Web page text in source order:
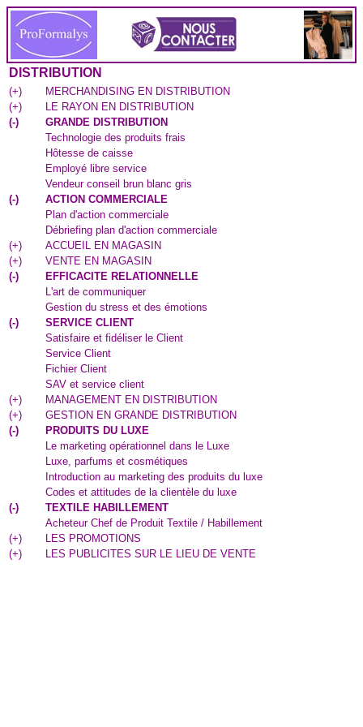
DISTRIBUTION
(+)
MERCHANDISING EN DISTRIBUTION
(+)
LE RAYON EN DISTRIBUTION
(-)
GRANDE DISTRIBUTION
Technologie des produits frais
Hôtesse de caisse
Employé libre service
Vendeur conseil brun blanc gris
(-)
ACTION COMMERCIALE
Plan d'action commerciale
Débriefing plan d'action commerciale
(+)
ACCUEIL EN MAGASIN
(+)
VENTE EN MAGASIN
(-)
EFFICACITE RELATIONNELLE
L'art de communiquer
Gestion du stress et des émotions
(-)
SERVICE CLIENT
Satisfaire et fidéliser le Client
Service Client
Fichier Client
SAV et service client
(+)
MANAGEMENT EN DISTRIBUTION
(+)
GESTION EN GRANDE DISTRIBUTION
(-)
PRODUITS DU LUXE
Le marketing opérationnel dans le Luxe
Luxe, parfums et cosmétiques
Introduction au marketing des produits du luxe
Codes et attitudes de la clientèle du luxe
(-)
TEXTILE HABILLEMENT
Acheteur Chef de Produit Textile / Habillement
(+)
LES PROMOTIONS
(+) LES PUBLICITES SUR LE LIEU DE VENTE